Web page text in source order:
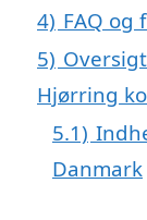
4) FAQ og
5)
Hjørring
5.1)
Danmark